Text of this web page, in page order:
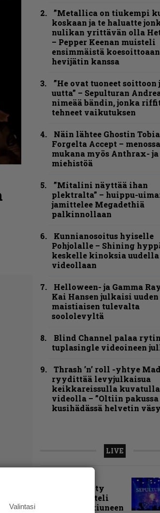
”Metallica on tiukempi
koskaan ja te haluatte
nulikan yrittävän olla
– Pepper Keenan muisteli
ensimmäistä koesoittoaan
hevijätin kanssa
”He ovat tuoneet soittoon
uutta” – Sepulturan
nimeää bändin, jonka
tehneet vaikutuksen
Näin lähtee Ghostin
Forgelta Accept – menossa
mukana myös Anthrax-
miehistöä
”Mitalini näyttää ihan
plektralta” – huippu-
jamittelee Megadethiä
palkinnollaan
Kunnianosoitus hyiselle
Pohjolalle – Shining
keskelle kinoksia uudella
videollaan
Helloween- ja Gamma
Kai Hansen julkaisi uuden
maistiaisen tulevalta
soololevyltä
Blind Channel palaa
tuplasingle videoineen
Thrash ’n’ roll -yhtye
ryydittää levyjulkaisua
keikkareissulla kuvatulla
videolla – ”Oltiin pakussa
kusihädässä helvetin
LIVE
Loppuunmyyty
Tavastia saatteli
Sepulturan ikiuneen
Valintasi